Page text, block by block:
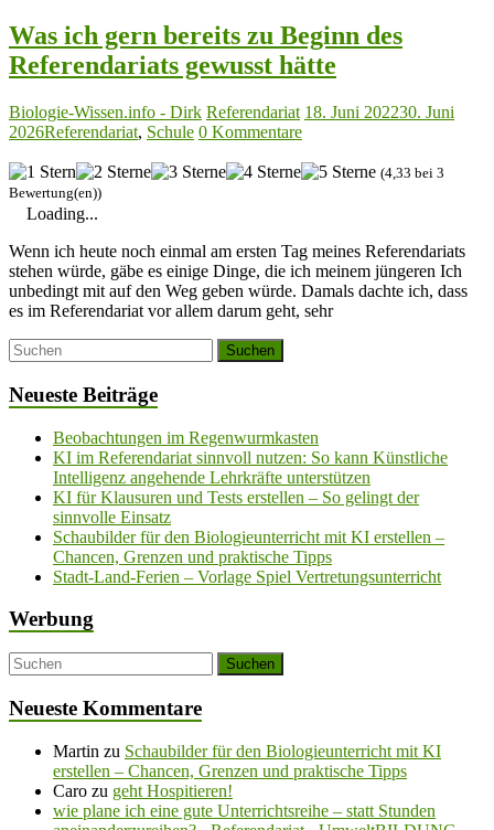
Was ich gern bereits zu Beginn des
Referendariats gewusst hätte
Biologie-Wissen.info - Dirk Referendariat 18. Juni 202230. Juni
2026Referendariat, Schule 0 Kommentare
(4,33 bei 3
Bewertung(en))
Loading...
Wenn ich heute noch einmal am ersten Tag meines Referendariats
stehen würde, gäbe es einige Dinge, die ich meinem jüngeren Ich
unbedingt mit auf den Weg geben würde. Damals dachte ich, dass
es im Referendariat vor allem darum geht, sehr
Neueste Beiträge
Beobachtungen im Regenwurmkasten
KI im Referendariat sinnvoll nutzen: So kann Künstliche
Intelligenz angehende Lehrkräfte unterstützen
KI für Klausuren und Tests erstellen – So gelingt der
sinnvolle Einsatz
Schaubilder für den Biologieunterricht mit KI erstellen –
Chancen, Grenzen und praktische Tipps
Stadt-Land-Ferien – Vorlage Spiel Vertretungsunterricht
Werbung
Neueste Kommentare
Martin zu Schaubilder für den Biologieunterricht mit KI
erstellen – Chancen, Grenzen und praktische Tipps
Caro zu geht Hospitieren!
wie plane ich eine gute Unterrichtsreihe – statt Stunden